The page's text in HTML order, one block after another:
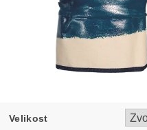
Velikost